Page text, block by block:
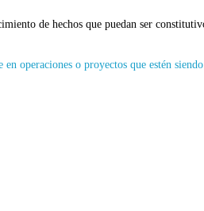
de hechos que puedan ser
operaciones o proyectos que estén